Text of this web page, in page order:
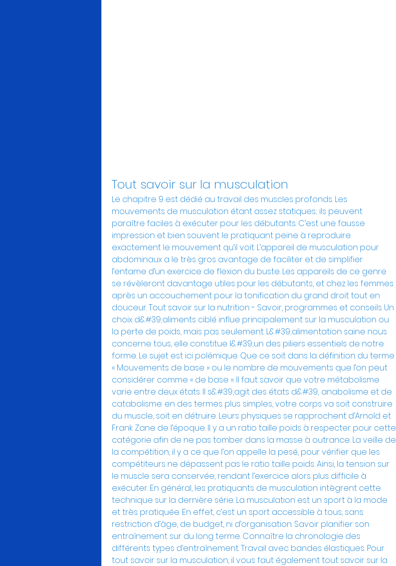
Tout savoir sur la musculation
Le chapitre 9 est dédié au travail des muscles profonds. Les
mouvements de musculation étant assez statiques; ils peuvent
paraître faciles à exécuter pour les débutants. C’est une fausse
impression et bien souvent le pratiquant peine à reproduire
exactement le mouvement qu’il voit. L’appareil de musculation pour
abdominaux a le très gros avantage de faciliter et de simplifier
l’entame d’un exercice de flexion du buste. Les appareils de ce genre
se révèleront davantage utiles pour les débutants, et chez les femmes
après un accouchement pour la tonification du grand droit tout en
douceur. Tout savoir sur la nutrition - Savoir, programmes et conseils Un
choix d&#39;aliments ciblé influe principalement sur la musculation ou
la perte de poids, mais pas seulement. L&#39;alimentation saine nous
concerne tous, elle constitue l&#39;un des piliers essentiels de notre
forme. Le sujet est ici polémique. Que ce soit dans la définition du terme
« Mouvements de base » ou le nombre de mouvements que l’on peut
considérer comme « de base ». Il faut savoir que votre métabolisme
varie entre deux états. Il s&#39;agit des états d&#39; anabolisme et de
catabolisme: en des termes plus simples, votre corps va soit construire
du muscle, soit en détruire. Leurs physiques se rapprochent d’Arnold et
Frank Zane de l’époque. Il y a un ratio taille poids à respecter pour cette
catégorie afin de ne pas tomber dans la masse à outrance. La veille de
la compétition, il y a ce que l’on appelle la pesé, pour vérifier que les
compétiteurs ne dépassent pas le ratio taille poids. Ainsi, la tension sur
le muscle sera conservée, rendant l’exercice alors plus difficile à
exécuter. En général, les pratiquants de musculation intègrent cette
technique sur la dernière série. La musculation est un sport à la mode
et très pratiquée. En effet, c’est un sport accessible à tous, sans
restriction d’âge, de budget, ni d’organisation. Savoir planifier son
entraînement sur du long terme. Connaître la chronologie des
différents types d’entraînement. Travail avec bandes élastiques. Pour
tout savoir sur la musculation, il vous faut également tout savoir sur la